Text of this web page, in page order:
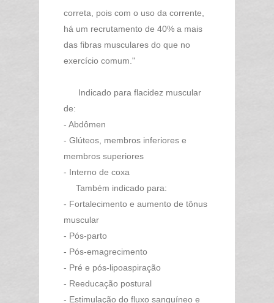
correta, pois com o uso da corrente,
há um recrutamento de 40% a mais
das fibras musculares do que no
exercício comum."
Indicado para flacidez muscular
de:
- Abdômen
- Glúteos, membros inferiores e
membros superiores
- Interno de coxa
Também indicado para:
- Fortalecimento e aumento de tônus
muscular
- Pós-parto
- Pós-emagrecimento
- Pré e pós-lipoaspiração
- Reeducação postural
- Estimulação do fluxo sanguíneo e